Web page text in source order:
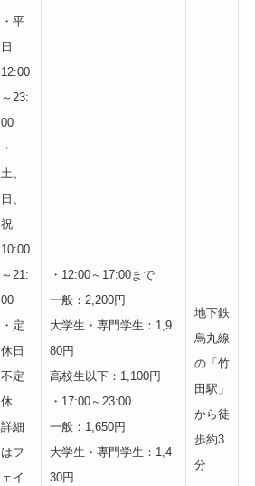
・平
日
12:00
～23:
00
・
土、
日、
祝
10:00
～21:
00
・定
休日
不定
休
詳細
はフ
ェイ
・12:00～17:00まで
一般：2,200円
大学生・専門学生：1,9
80円
高校生以下：1,100円
・17:00～23:00
一般：1,650円
大学生・専門学生：1,4
30円
地下鉄
烏丸線
の「竹
田駅」
から徒
歩約3
分